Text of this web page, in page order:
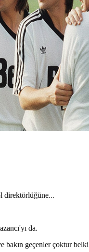
direktörlüğüne...
da.
geçenler çoktur